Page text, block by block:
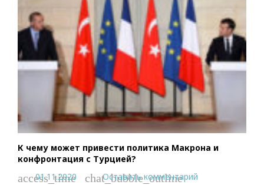
К чему может привести политика Макрона и
конфронтация с Турцией?
access_time
01.11.2020 chat_bubble_outline
Оставить комментарий